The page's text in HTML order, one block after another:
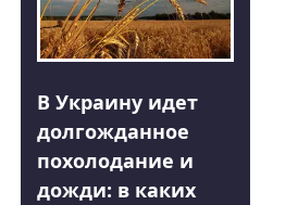
В Украину идет
долгожданное
похолодание и
дожди: в каких